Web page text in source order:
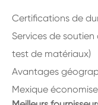
Certifications de
Services de
test de matériaux)
Avantages
Mexique